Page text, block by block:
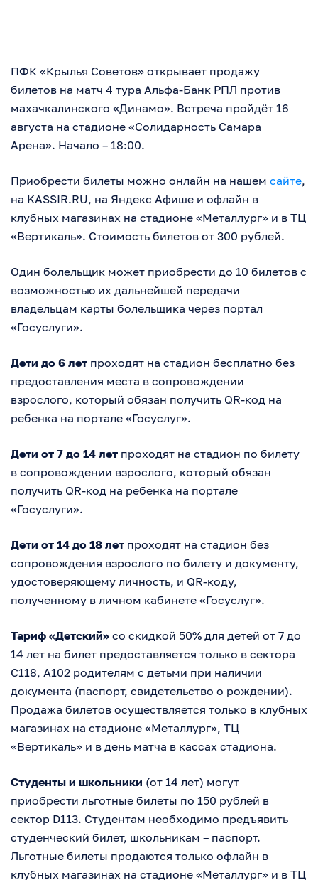
ПФК «Крылья Советов» открывает продажу
билетов на матч 4 тура Альфа-Банк РПЛ против
махачкалинского «Динамо». Встреча пройдёт 16
августа на стадионе «Солидарность Самара
Арена». Начало – 18:00.
Приобрести билеты можно онлайн на нашем сайте,
на KASSIR.RU, на Яндекс Афише и офлайн в
клубных магазинах на стадионе «Металлург» и в ТЦ
«Вертикаль». Стоимость билетов от 300 рублей.
Один болельщик может приобрести до 10 билетов с
возможностью их дальнейшей передачи
владельцам карты болельщика через портал
«Госуслуги».
Дети до 6 лет проходят на стадион бесплатно без
предоставления места в сопровождении
взрослого, который обязан получить QR-код на
ребенка на портале «Госуслуг».
Дети от 7 до 14 лет проходят на стадион по билету
в сопровождении взрослого, который обязан
получить QR-код на ребенка на портале
«Госуслуги».
Дети от 14 до 18 лет проходят на стадион без
сопровождения взрослого по билету и документу,
удостоверяющему личность, и QR-коду,
полученному в личном кабинете «Госуслуг».
Тариф «Детский» со скидкой 50% для детей от 7 до
14 лет на билет предоставляется только в сектора
С118, А102 родителям с детьми при наличии
документа (паспорт, свидетельство о рождении).
Продажа билетов осуществляется только в клубных
магазинах на стадионе «Металлург», ТЦ
«Вертикаль» и в день матча в кассах стадиона.
Студенты и школьники (от 14 лет) могут
приобрести льготные билеты по 150 рублей в
сектор D113. Студентам необходимо предъявить
студенческий билет, школьникам – паспорт.
Льготные билеты продаются только офлайн в
клубных магазинах на стадионе «Металлург» и в ТЦ